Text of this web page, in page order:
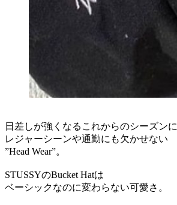
日差しが強くなるこれからのシーズンに
レジャーシーンや通勤にも欠かせない
”Head Wear”。
STUSSYのBucket Hatは
ベーシックなのに変わらない可愛さ。